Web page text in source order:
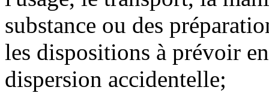
substance ou des
les dispositions à prévoir
dispersion accidentelle;